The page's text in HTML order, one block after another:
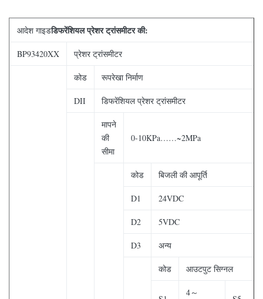
आदेश गाइडडिफरेंशियल प्रेशर ट्रांसमीटर की:
BP93420XX प्रेशर ट्रांसमीटर
कोड रूपरेखा निर्माण
DII डिफरेंशियल प्रेशर ट्रांसमीटर
मापने
की
सीमा
0-10KPa……~2MPa
कोड बिजली की आपूर्ति
D1 24VDC
D2 5VDC
D3 अन्य
कोड आउटपुट सिग्नल
4～